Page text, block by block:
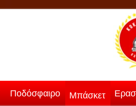
Ποδόσφαιρο Μπάσκετ